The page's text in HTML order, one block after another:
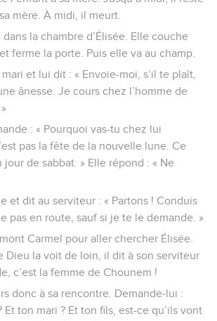
mère. À midi, il meurt.
la chambre d’Élisée. Elle couche
ferme la porte. Puis elle va au champ.
et lui dit : « Envoie-moi, s’il te plaît,
ânesse. Je cours chez l’homme de
: « Pourquoi vas-tu chez lui
pas la fête de la nouvelle lune. Ce
jour de sabbat. » Elle répond : « Ne
et dit au serviteur : « Partons ! Conduis
pas en route, sauf si je te le demande. »
Carmel pour aller chercher Élisée.
Dieu la voit de loin, il dit à son serviteur
c’est la femme de Chounem !
donc à sa rencontre. Demande-lui :
Et ton mari ? Et ton fils, est-ce qu’ils vont